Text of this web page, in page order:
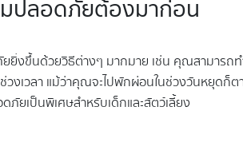
ปลอดภัยต้องมาก่อน
งขึ้นด้วยวิธีต่างๆ มากมาย เช่น คุณสามารถ
งเวลา แม้ว่าคุณจะไปพักผ่อนในช่วงวันหยุด
ภัยเป็นพิเศษสำหรับเด็กและสัตว์เลี้ยง